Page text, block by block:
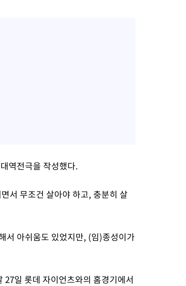
역전극을 작성했다.
서 무조건 살아야 하고, 충분히 살
서 아쉬움도 있었지만, (임)종성이가
일 롯데 자이언츠와의 홈경기에서